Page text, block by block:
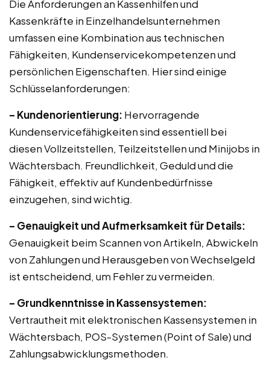
Die Anforderungen an Kassenhilfen und
Kassenkräfte in Einzelhandelsunternehmen
umfassen eine Kombination aus technischen
Fähigkeiten, Kundenservicekompetenzen und
persönlichen Eigenschaften. Hier sind einige
Schlüsselanforderungen:
– Kundenorientierung: Hervorragende
Kundenservicefähigkeiten sind essentiell bei
diesen Vollzeitstellen, Teilzeitstellen und Minijobs in
Wächtersbach. Freundlichkeit, Geduld und die
Fähigkeit, effektiv auf Kundenbedürfnisse
einzugehen, sind wichtig.
– Genauigkeit und Aufmerksamkeit für Details:
Genauigkeit beim Scannen von Artikeln, Abwickeln
von Zahlungen und Herausgeben von Wechselgeld
ist entscheidend, um Fehler zu vermeiden.
– Grundkenntnisse in Kassensystemen:
Vertrautheit mit elektronischen Kassensystemen in
Wächtersbach, POS-Systemen (Point of Sale) und
Zahlungsabwicklungsmethoden.